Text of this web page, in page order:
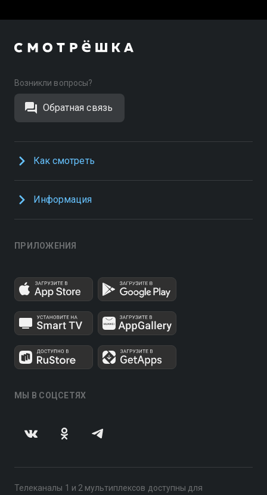
Возникли вопросы?
Обратная связь
Как смотреть
Информация
ПРИЛОЖЕНИЯ
МЫ В СОЦСЕТЯХ
Телеканалы 1 и 2 мультиплексов доступны для